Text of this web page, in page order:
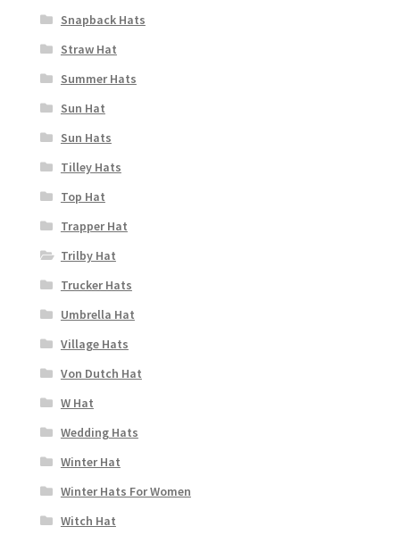
Snapback Hats
Straw Hat
Summer Hats
Sun Hat
Sun Hats
Tilley Hats
Top Hat
Trapper Hat
Trilby Hat
Trucker Hats
Umbrella Hat
Village Hats
Von Dutch Hat
W Hat
Wedding Hats
Winter Hat
Winter Hats For Women
Witch Hat